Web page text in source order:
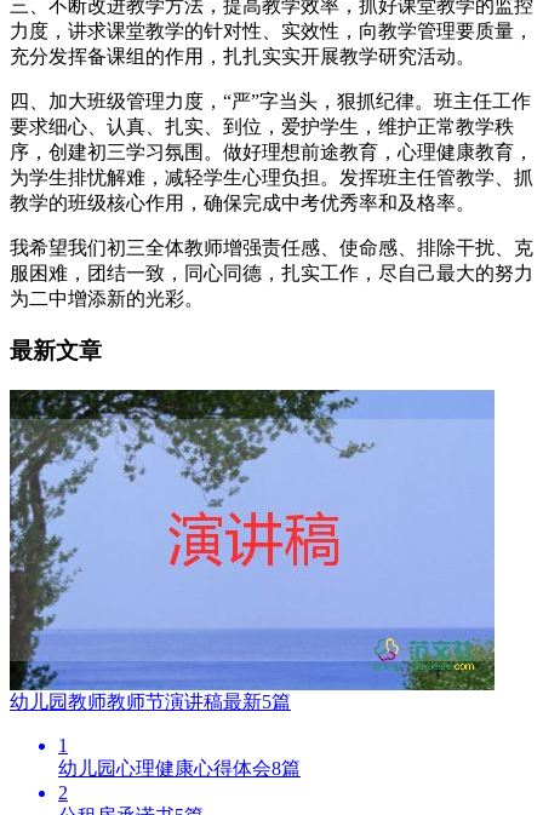
三、不断改进教学方法，提高教学效率，抓好课堂教学的监控
力度，讲求课堂教学的针对性、实效性，向教学管理要质量，
充分发挥备课组的作用，扎扎实实开展教学研究活动。
四、加大班级管理力度，“严”字当头，狠抓纪律。班主任工作
要求细心、认真、扎实、到位，爱护学生，维护正常教学秩
序，创建初三学习氛围。做好理想前途教育，心理健康教育，
为学生排忧解难，减轻学生心理负担。发挥班主任管教学、抓
教学的班级核心作用，确保完成中考优秀率和及格率。
我希望我们初三全体教师增强责任感、使命感、排除干扰、克
服困难，团结一致，同心同德，扎实工作，尽自己最大的努力
为二中增添新的光彩。
最新文章
幼儿园教师教师节演讲稿最新5篇
1
幼儿园心理健康心得体会8篇
2